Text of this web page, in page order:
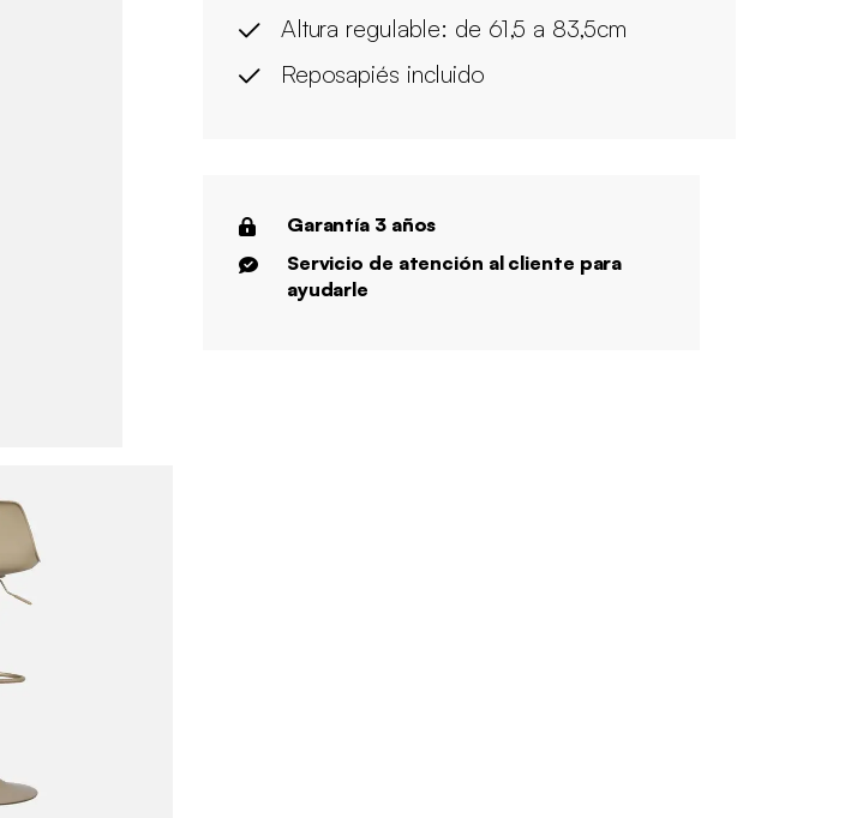
Altura regulable: de 61,5 a 83,5cm
Reposapiés incluido
Garantía 3 años
Servicio de atención al cliente para
ayudarle